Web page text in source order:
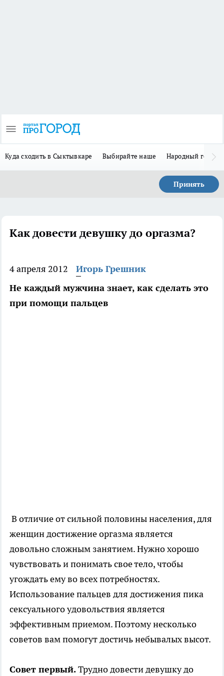
Куда сходить в Сыктывкаре Выбирайте наше Народный герой
Принять
Как довести девушку до оргазма?
4 апреля 2012
Игорь Грешник
Не каждый мужчина знает, как сделать это
при помощи пальцев
В отличие от сильной половины населения, для
женщин достижение оргазма является
довольно сложным занятием. Нужно хорошо
чувствовать и понимать свое тело, чтобы
угождать ему во всех потребностях.
Использование пальцев для достижения пика
сексуального удовольствия является
эффективным приемом. Поэтому несколько
советов вам помогут достичь небывалых высот.
Совет первый.Трудно довести девушку до